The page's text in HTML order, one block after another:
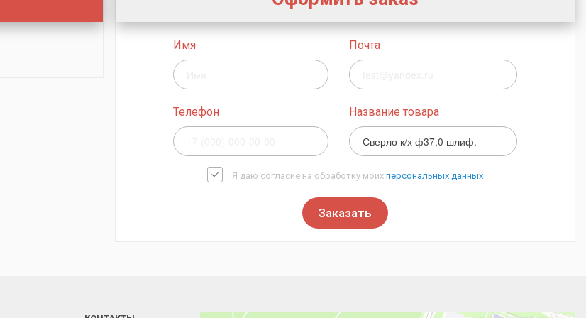
Имя Почта
Телефон Название товара
Я даю согласие на обработку моих персональных данных
Заказать